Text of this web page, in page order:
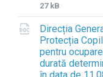
e
n
s
i
o
n
e
:
F
i
l
e
e
x
F
i
l
e
s
i
27 kB
Direcția
Protecția
pentru
durată